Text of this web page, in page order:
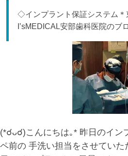
◇インプラント保証システム＊
I’sMEDICAL安部歯科医院のブ
(*☌ᴗ☌)こんにちは｡* 昨日のイン
ペ前の 手洗い担当をさせてい